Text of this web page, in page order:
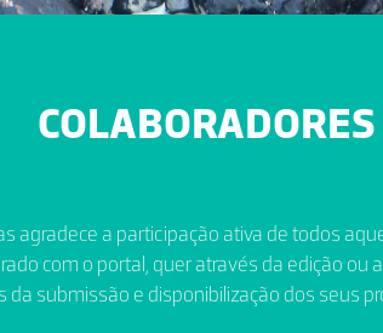
COLABORADORES
agradece a participação ativa de todos
com o portal, quer através da edição ou
da submissão e disponibilização dos seus